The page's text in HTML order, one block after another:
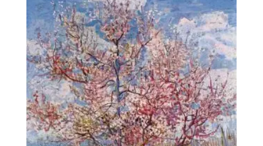
desde
220€
hasta
396€